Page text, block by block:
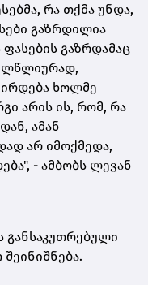
რა თქმა უნდა,
გაზრდილია
ფასების გაზრდამაც
ხოლმე
არის ის, რომ, რა
ამან
არ იმოქმედა,
- ამბობს ლევან
განსაკუთრებული